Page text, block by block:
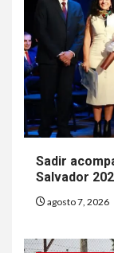
Sadir
Salvador
agosto 7, 2026